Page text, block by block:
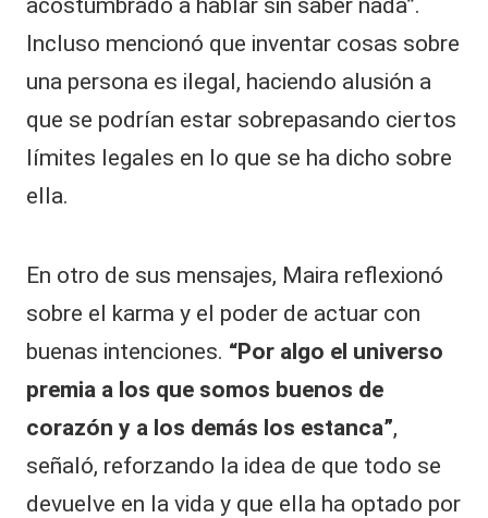
Incluso mencionó que inventar cosas sobre
una persona es ilegal, haciendo alusión a
que se podrían estar sobrepasando ciertos
límites legales en lo que se ha dicho sobre
ella.
En otro de sus mensajes, Maira reflexionó
sobre el karma y el poder de actuar con
buenas intenciones. “Por algo el universo
premia a los que somos buenos de
corazón y a los demás los estanca”,
señaló, reforzando la idea de que todo se
devuelve en la vida y que ella ha optado por